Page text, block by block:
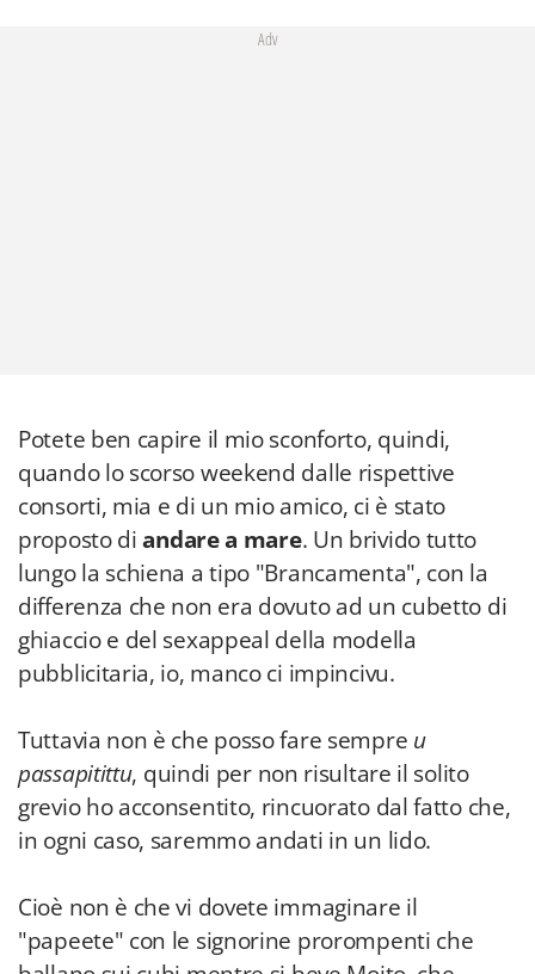
Adv
Potete ben capire il mio sconforto, quindi,
quando lo scorso weekend dalle rispettive
consorti, mia e di un mio amico, ci è stato
proposto diandare a mare. Un brivido tutto
lungo la schiena a tipo "Brancamenta", con la
differenza che non era dovuto ad un cubetto di
ghiaccio e del sexappeal della modella
pubblicitaria, io, manco ci impincivu.
Tuttavia non è che posso fare sempre u
passapitittu, quindi per non risultare il solito
grevio ho acconsentito, rincuorato dal fatto che,
in ogni caso, saremmo andati in un lido.
Cioè non è che vi dovete immaginare il
"papeete" con le signorine prorompenti che